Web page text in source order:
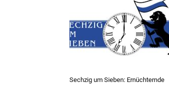
Sechzig um Sieben: Ernüchternde